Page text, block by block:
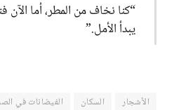
“كنا نخاف من المطر، أما
يبدأ الأمل.”
الأشجار السكان الفيضانات في